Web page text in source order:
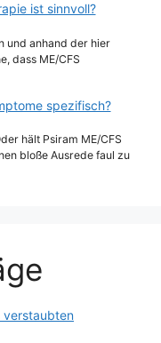
ist sinnvoll?
und anhand der hier
dass ME/CFS
spezifisch?
hält Psiram ME/CFS
bloße Ausrede faul zu
verstaubten